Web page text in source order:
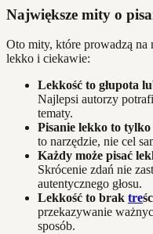
Największe mity o
Oto mity, które prowadzą na
lekko i ciekawie:
Lekkość to głupota
Najlepsi autorzy
tematy.
Pisanie lekko to
to narzędzie, nie cel
Każdy może pisać
Skrócenie zdań nie
autentycznego głosu.
Lekkość to brak tre
przekazywanie
sposób.